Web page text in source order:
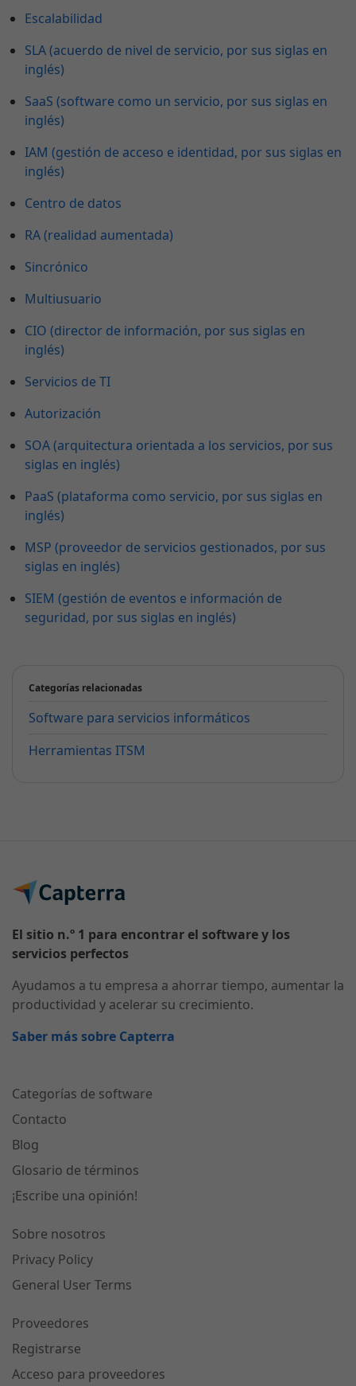
Escalabilidad
SLA (acuerdo de nivel de servicio, por sus siglas en
inglés)
SaaS (software como un servicio, por sus siglas en
inglés)
IAM (gestión de acceso e identidad, por sus siglas en
inglés)
Centro de datos
RA (realidad aumentada)
Sincrónico
Multiusuario
CIO (director de información, por sus siglas en
inglés)
Servicios de TI
Autorización
SOA (arquitectura orientada a los servicios, por sus
siglas en inglés)
PaaS (plataforma como servicio, por sus siglas en
inglés)
MSP (proveedor de servicios gestionados, por sus
siglas en inglés)
SIEM (gestión de eventos e información de
seguridad, por sus siglas en inglés)
Categorías relacionadas
Software para servicios informáticos
Herramientas ITSM
El sitio n.º 1 para encontrar el software y los
servicios perfectos
Ayudamos a tu empresa a ahorrar tiempo, aumentar la
productividad y acelerar su crecimiento.
Saber más sobre Capterra
Categorías de software
Contacto
Blog
Glosario de términos
¡Escribe una opinión!
Sobre nosotros
Privacy Policy
General User Terms
Proveedores
Registrarse
Acceso para proveedores